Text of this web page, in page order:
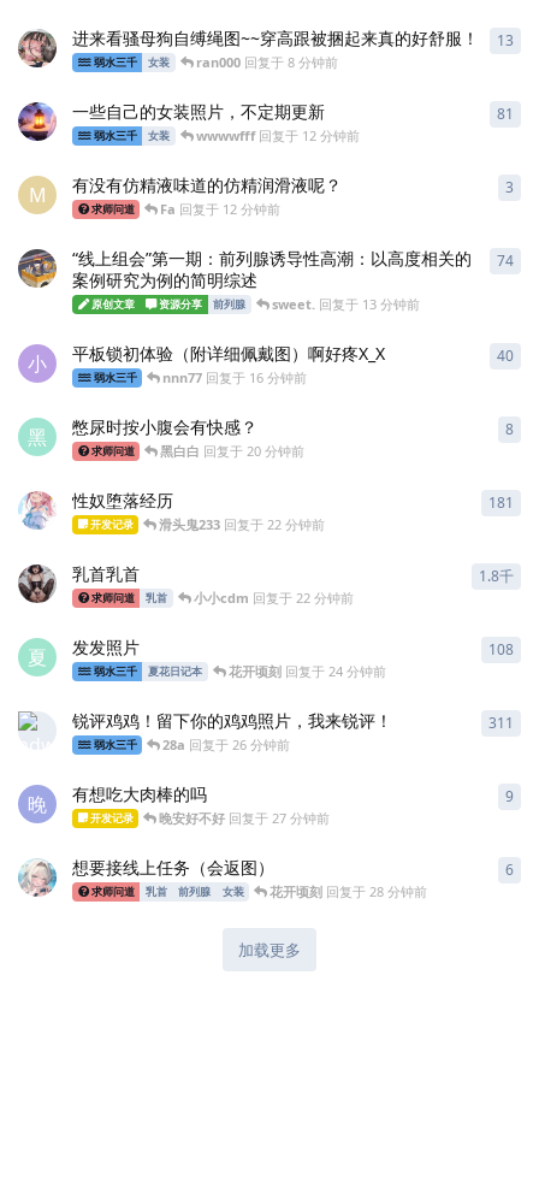
进来看骚母狗自缚绳图~~穿高跟被捆起来真的好舒服！
弱水三千 女装 ran000回复于 8 分钟前
13
一些自己的女装照片，不定期更新
弱水三千 女装 wwwwfff回复于 12 分钟前
81
M 有没有仿精液味道的仿精润滑液呢？
求师问道 Fa 回复于 12 分钟前
3
“线上组会”第一期：前列腺诱导性高潮：以高度相关的
案例研究为例的简明综述
原创文章 资源分享 前列腺 sweet.​ 回复于 13 分钟前
74
小 平板锁初体验（附详细佩戴图）啊好疼X_X
弱水三千 nnn77 回复于 16 分钟前
40
黑 憋尿时按小腹会有快感？
求师问道 黑白白 回复于20 分钟前
8
性奴堕落经历
开发记录 滑头鬼233 回复于22 分钟前
181
乳首乳首
求师问道 乳首 小小cdm 回复于 22 分钟前
1.8千
夏 发发照片
弱水三千 夏花日记本 花开顷刻回复于 24 分钟前
108
锐评鸡鸡！留下你的鸡鸡照片，我来锐评！
弱水三千 28a 回复于26 分钟前
311
晚 有想吃大肉棒的吗
开发记录 晚安好不好 回复于27 分钟前
9
想要接线上任务（会返图）
求师问道 乳首 前列腺 女装 花开顷刻 回复于28 分钟前
6
加载更多